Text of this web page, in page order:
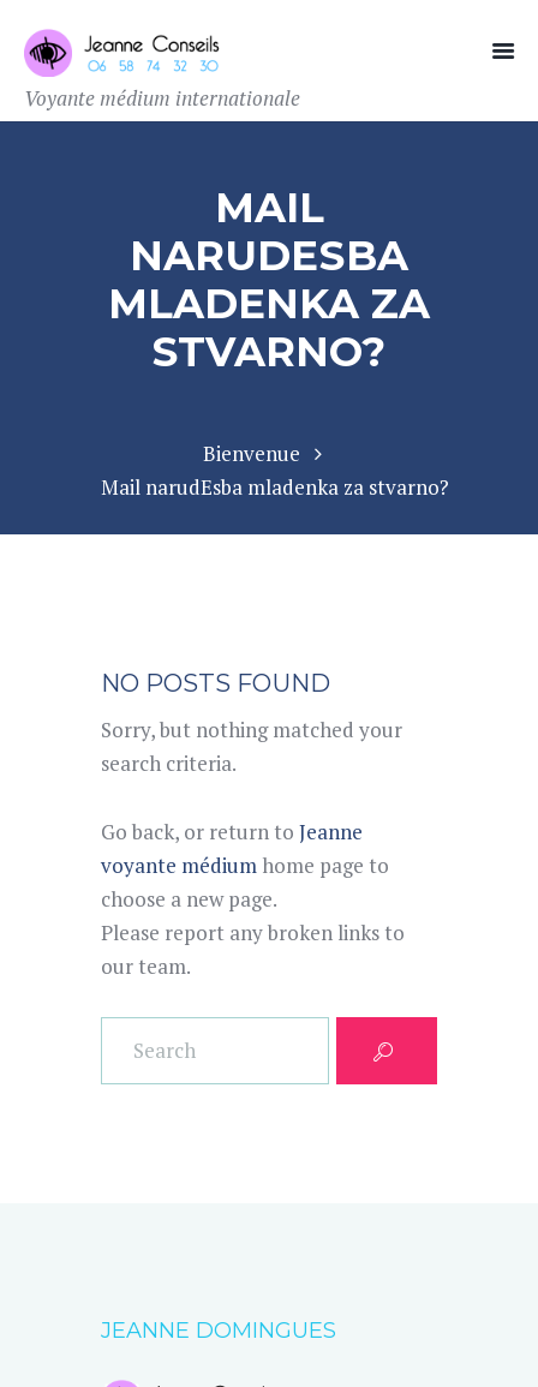
Voyante médium internationale
MAIL
NARUDЕЅBA
MLADENKA ZA
STVARNO?
Bienvenue
Mail narudЕѕba mladenka za stvarno?
NO POSTS FOUND
Sorry, but nothing matched your
search criteria.
Go back, or return to Jeanne
voyante médium home page to
choose a new page.
Please report any broken links to
our team.
JEANNE DOMINGUES